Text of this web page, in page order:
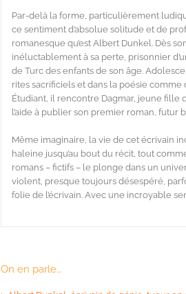
Par-delà la forme, particulièrement
ce sentiment d’absolue solitude et de
romanesque qu’est Albert Dunkel. Dès
inéluctablement à sa perte, prisonnier
de Turc des enfants de son âge.
rites sacrificiels et dans la poésie
Étudiant, il rencontre Dagmar, jeune fille
l’aide à publier son premier roman, futur
Même imaginaire, la vie de cet écrivain
haleine jusqu’au bout du récit, tout
romans – fictifs – le plonge dans un
violent, presque toujours désespéré,
folie de l’écrivain. Avec une incroyable
On en parle…